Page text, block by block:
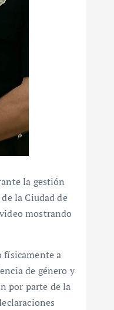
la gestión
la Ciudad de
mostrando
físicamente a
de género y
por parte de la